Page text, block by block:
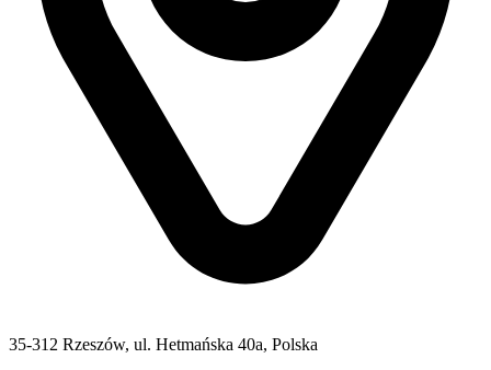
35-312 Rzeszów, ul. Hetmańska 40a, Polska